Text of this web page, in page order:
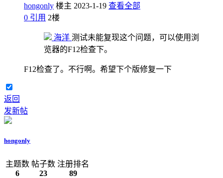
hongonly 楼主 2023-1-19 查看全部
0 引用 2楼
海洋 测试未能复现这个问题，可以使用浏
览器的F12检查下。
F12检查了。不行啊。希望下个版修复一下
返回
发新帖
hongonly
主题数
6
帖子数
23
注册排名
89